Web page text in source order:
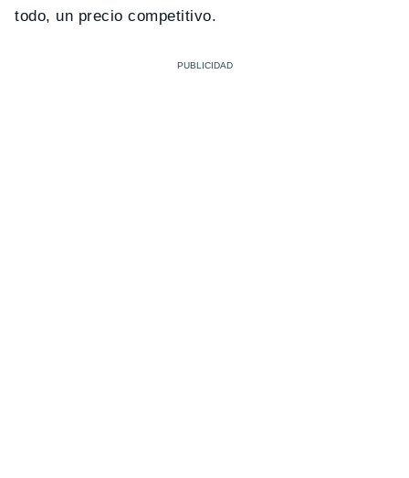
todo, un precio competitivo.